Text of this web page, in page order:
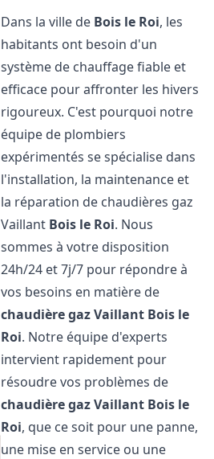
Dans la ville de Bois le Roi, les
habitants ont besoin d'un
système de chauffage fiable et
efficace pour affronter les hivers
rigoureux. C'est pourquoi notre
équipe de plombiers
expérimentés se spécialise dans
l'installation, la maintenance et
la réparation de chaudières gaz
Vaillant Bois le Roi. Nous
sommes à votre disposition
24h/24 et 7j/7 pour répondre à
vos besoins en matière de
chaudière gaz Vaillant Bois le
Roi. Notre équipe d'experts
intervient rapidement pour
résoudre vos problèmes de
chaudière gaz Vaillant Bois le
Roi, que ce soit pour une panne,
une mise en service ou une